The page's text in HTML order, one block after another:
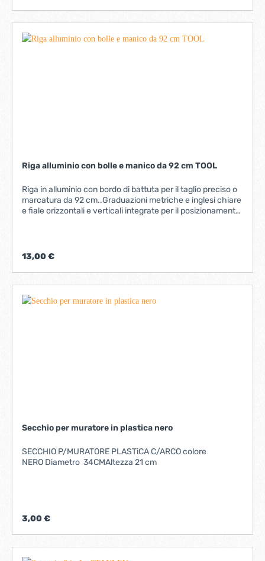
Riga alluminio con bolle e manico da 92 cm TOOL
Riga in alluminio con bordo di battuta per il taglio preciso o
marcatura da 92 cm..Graduazioni metriche e inglesi chiare
e fiale orizzontali e verticali integrate per il posizionamento
13,00 €
Secchio per muratore in plastica nero
SECCHIO P/MURATORE PLASTiCA C/ARCO colore
3,00 €